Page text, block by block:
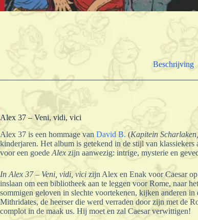
Beschrijving
Alex 37 – Veni, vidi, vici
Alex 37 is een hommage van David B. (Kapitein
kinderjaren. Het album is getekend in de stijl van klassiekers
voor een goede Alex zijn aanwezig: intrige, mysterie en
In Alex 37 – Veni, vidi, vici zijn Alex en Enak voor Caesar
inslaan om een bibliotheek aan te leggen voor Rome, naar
sommigen geloven in slechte voortekenen, kijken anderen
Mithridates, de heerser die werd verraden door zijn met de
complot in de maak us. Hij moet en zal Caesar verwittigen!